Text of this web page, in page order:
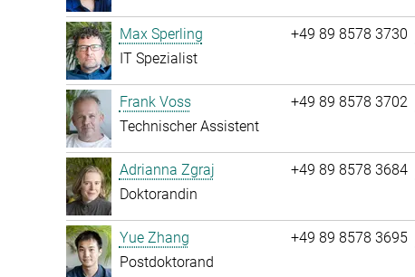
Max Sperling
IT Spezialist
+49 89 8578 3730
Frank Voss
Technischer Assistent
+49 89 8578 3702
Adrianna Zgraj
Doktorandin
+49 89 8578 3684
Yue Zhang
Postdoktorand
+49 89 8578 3695